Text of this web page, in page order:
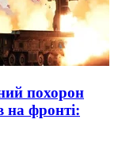
похорон
на фронті: